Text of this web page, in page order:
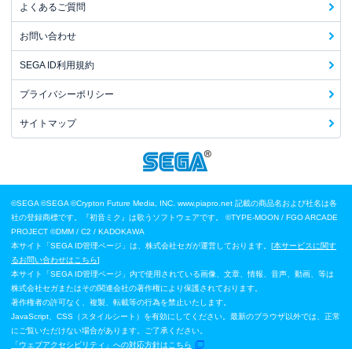
よくあるご質問
お問い合わせ
SEGA ID利用規約
プライバシーポリシー
サイトマップ
©SEGA ©SEGA ©Crypton Future Media, INC. www.piapro.net 記載の商品名および社名は各
社の登録商標です。『初音ミク』は歌うソフトウェアです。
©TYPE-MOON / FGO ARCADE
PROJECT ©DMM / C2 / KADOKAWA
本サイト「SEGA ID管理ページ」は、株式会社セガが運営しております。[本サービスに関す
るお問い合わせはこちら]
本サイト「SEGA ID管理ページ」内で使用されている画像、文章、情報、音声、動画、等は
株式会社セガまたはその関連会社の著作権により保護されております。
著作権者の許可なく、複製、転載等の行為を禁止いたします。
JavaScript、CSS（スタイルシート）を有効にしてください。最新のブラウザ以外では、正常
にご覧いただけない場合があります。ご了承ください。
「ウェブアクセシビリティ」への対応方針はこちら